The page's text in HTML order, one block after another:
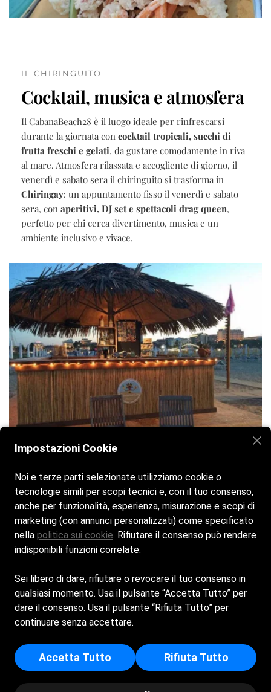
IL CHIRINGUITO
Cocktail, musica e atmosfera
Il CabanaBeach28 è il luogo ideale per rinfrescarsi
durante la giornata con cocktail tropicali, succhi di
frutta freschi e gelati, da gustare comodamente in riva
al mare. Atmosfera rilassata e accogliente di giorno, il
venerdì e sabato sera il chiringuito si trasforma in
Chiringay: un appuntamento fisso il venerdì e sabato
sera, con aperitivi, DJ set e spettacoli drag queen,
perfetto per chi cerca divertimento, musica e un
ambiente inclusivo e vivace.
Home La spiaggia
Chiringuito & Ristorante
Attività ed eventi
Galleria Contatti
Bagno Otello 28. Made with love.
Cookie Policy
Privacy Policy
BAGNO OTELLO DI GIOVANARDI GABRIELE E C. S.A.S. -
Sede Legale: LUNGOMARE CLAUDIO TINTORI 34/A - 47921 -
RIMINI (RN) - Iscritta al registro delle imprese di Rimini -
p.i/c.f: 03341990400 - Numero REA: RN - 288249
Impostazioni Cookie
Noi e terze parti selezionate utilizziamo cookie o
tecnologie simili per scopi tecnici e, con il tuo consenso,
anche per funzionalità, esperienza, misurazione e scopi di
marketing (con annunci personalizzati) come specificato
nella politica sui cookie. Rifiutare il consenso può rendere
indisponibili funzioni correlate.
Sei libero di dare, rifiutare o revocare il tuo consenso in
qualsiasi momento. Usa il pulsante “Accetta Tutto” per
dare il consenso. Usa il pulsante “Rifiuta Tutto” per
continuare senza accettare.
Accetta Tutto Rifiuta Tutto